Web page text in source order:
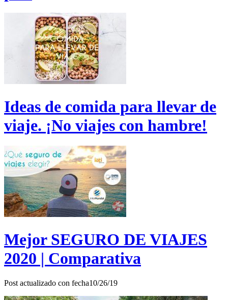
Ideas de comida para llevar de
viaje. ¡No viajes con hambre!
Mejor SEGURO DE VIAJES
2020 | Comparativa
Post actualizado con fecha10/26/19